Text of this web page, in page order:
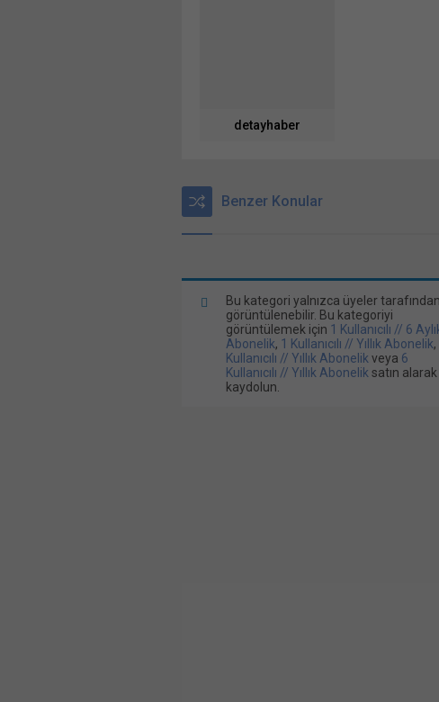
detayhaber
Benzer Konular
Bu kategori yalnızca üyeler tarafından
görüntülenebilir. Bu kategoriyi
görüntülemek için 1 Kullanıcılı // 6
Abonelik, 1 Kullanıcılı // Yıllık Abonelik,
Kullanıcılı // Yıllık Abonelik veya 6
Kullanıcılı // Yıllık Abonelik satın alarak
kaydolun.